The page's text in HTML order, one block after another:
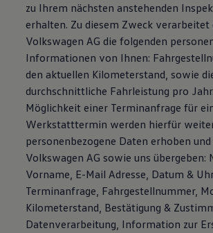
zu Ihrem nächsten anstehenden
erhalten. Zu diesem Zweck verarbeitet
Volkswagen AG die folgenden
Informationen von Ihnen:
den aktuellen Kilometerstand, sowie
durchschnittliche Fahrleistung pro
Möglichkeit einer Terminanfrage für
Werkstatttermin werden hierfür
personenbezogene Daten erhoben und
Volkswagen AG sowie uns übergeben:
Vorname, E-Mail Adresse, Datum &
Terminanfrage, Fahrgestellnummer,
Kilometerstand, Bestätigung &
Datenverarbeitung, Information zur